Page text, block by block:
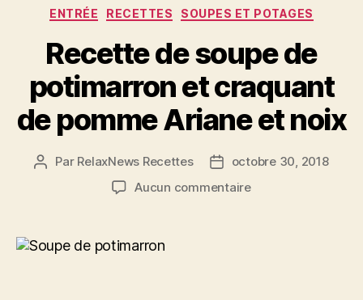
Catégories
ENTRÉE RECETTES SOUPES ET POTAGES
Recette de soupe de
potimarron et craquant
de pomme Ariane et noix
Auteur
Par RelaxNews Recettes
Date
de
octobre 30, 2018
Aucun commentairesur